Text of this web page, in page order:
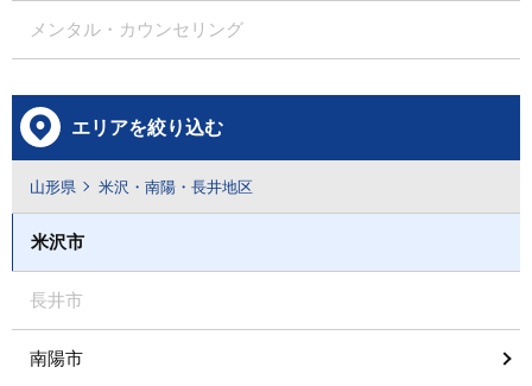
メンタル・カウンセリング
エリアを絞り込む
山形県 米沢・南陽・長井地区
米沢市
長井市
南陽市